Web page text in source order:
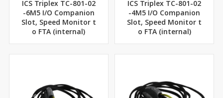
ICS Triplex TC-801-02
-6M5 I/O Companion
Slot, Speed Monitor t
o FTA (internal)
ICS Triplex TC-801-02
-4M5 I/O Companion
Slot, Speed Monitor t
o FTA (internal)